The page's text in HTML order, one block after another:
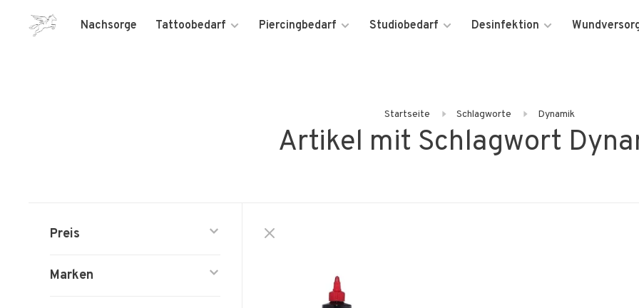
Nachsorge Tattoobedarf Piercingbedarf Studiobedarf Desinfektion
Startseite Schlagworte Dynamik
Artikel mit Schlagwort
Preis
Marken